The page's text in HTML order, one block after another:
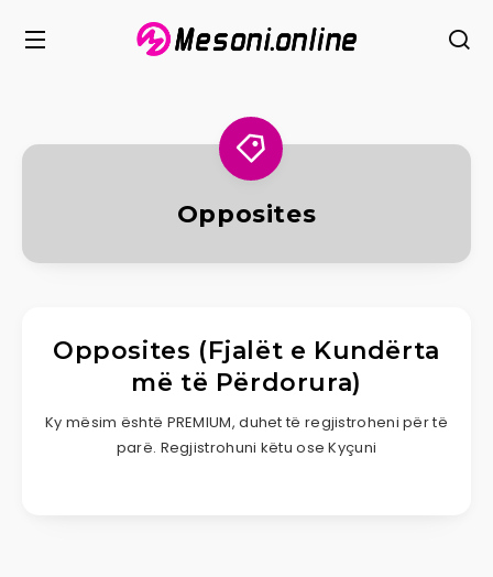
Opposites
Opposites (Fjalët e Kundërta
më të Përdorura)
Ky mësim është PREMIUM, duhet të regjistroheni për të
parë. Regjistrohuni këtu ose Kyçuni